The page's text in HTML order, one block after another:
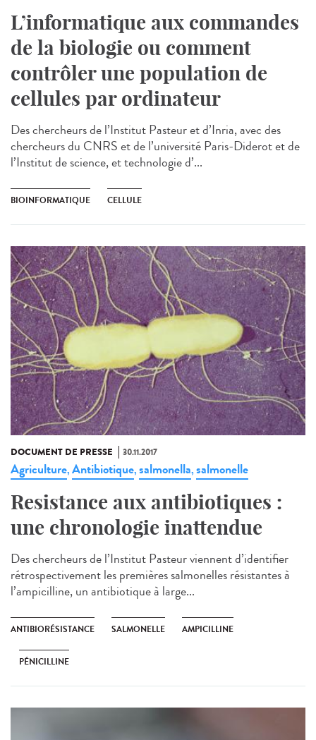
L’informatique aux commandes
de la biologie ou comment
contrôler une population de
cellules par ordinateur
Des chercheurs de l’Institut Pasteur et d’Inria, avec des
chercheurs du CNRS et de l’université Paris-Diderot et de
l’Institut de science, et technologie d’...
BIOINFORMATIQUE CELLULE
DOCUMENT DE PRESSE 30.11.2017
Agriculture,Antibiotique,salmonella,salmonelle
Resistance aux antibiotiques :
une chronologie inattendue
Des chercheurs de l’Institut Pasteur viennent d’identifier
rétrospectivement les premières salmonelles résistantes à
l’ampicilline, un antibiotique à large...
ANTIBIORÉSISTANCE SALMONELLE AMPICILLINE
PÉNICILLINE